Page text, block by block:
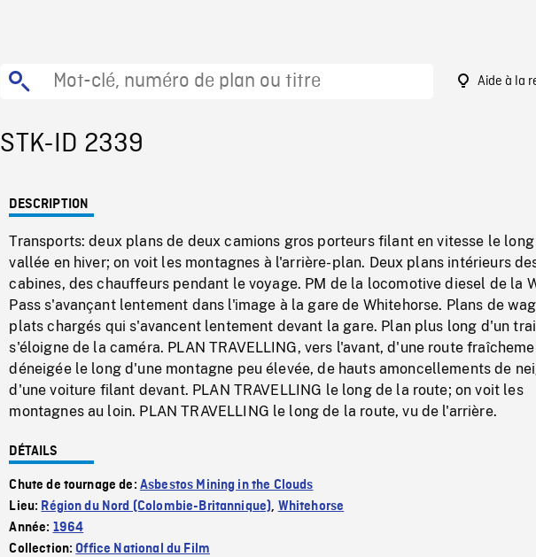
Aide à la
STK-ID 2339
DESCRIPTION
Transports: deux plans de deux camions gros porteurs filant en vitesse le
vallée en hiver; on voit les montagnes à l'arrière-plan. Deux plans intérieurs
cabines, des chauffeurs pendant le voyage. PM de la locomotive diesel de la
Pass s'avançant lentement dans l'image à la gare de Whitehorse. Plans de
plats chargés qui s'avancent lentement devant la gare. Plan plus long d'un
s'éloigne de la caméra. PLAN TRAVELLING, vers l'avant, d'une route
déneigée le long d'une montagne peu élevée, de hauts amoncellements de
d'une voiture filant devant. PLAN TRAVELLING le long de la route; on voit les
montagnes au loin. PLAN TRAVELLING le long de la route, vu de l'arrière.
DÉTAILS
Chute de tournage de: Asbestos Mining in the Clouds
Lieu: Région du Nord (Colombie-Britannique), Whitehorse
Année: 1964
Collection:Office National du Film